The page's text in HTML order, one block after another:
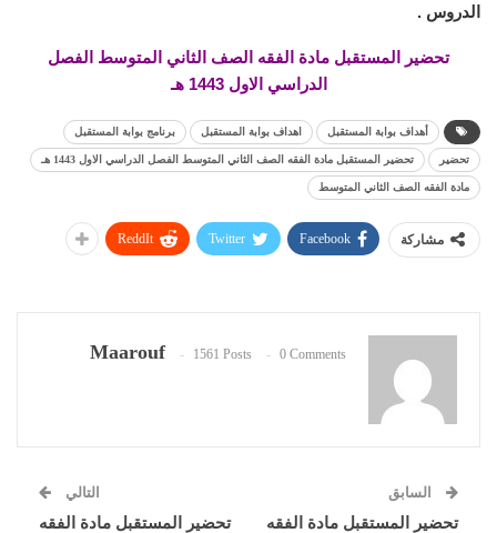
الدروس .
تحضير المستقبل مادة الفقه الصف الثاني المتوسط الفصل
الدراسي الاول 1443 هـ
أهداف بوابة المستقبل اهداف بوابة المستقبل برنامج بوابة المستقبل
تحضير تحضير المستقبل مادة الفقه الصف الثاني المتوسط الفصل الدراسي الاول 1443 هـ
مادة الفقه الصف الثاني المتوسط
مشاركة Facebook
Twitter
ReddIt
Maarouf 1561 Posts 0 Comments
السابق
تحضير المستقبل مادة الفقه
التالي
تحضير المستقبل مادة الفقه